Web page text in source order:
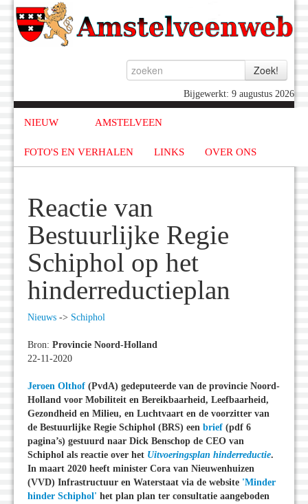
Bijgewerkt: 9 augustus 2026
NIEUW AMSTELVEEN
FOTO'S EN VERHALEN LINKS OVER ONS
Reactie van
Bestuurlijke Regie
Schiphol op het
hinderreductieplan
Nieuws -> Schiphol
Bron: Provincie Noord-Holland
22-11-2020
Jeroen Olthof (PvdA) gedeputeerde van de provincie Noord-
Holland voor Mobiliteit en Bereikbaarheid, Leefbaarheid,
Gezondheid en Milieu, en Luchtvaart en de voorzitter van
de Bestuurlijke Regie Schiphol (BRS) een brief (pdf 6
pagina’s) gestuurd naar Dick Benschop de CEO van
Schiphol als reactie over het Uitvoeringsplan hinderreductie.
In maart 2020 heeft minister Cora van Nieuwenhuizen
(VVD) Infrastructuur en Waterstaat via de website 'Minder
hinder Schiphol' het plan plan ter consultatie aangeboden